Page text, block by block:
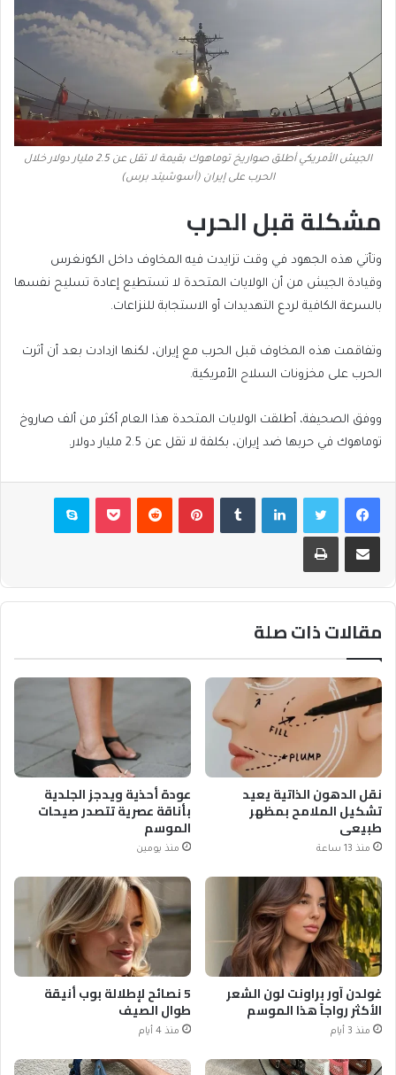
الجيش الأمريكي أطلق صواريخ توماهوك بقيمة لا تقل عن 2.5 مليار دولار خلال
الحرب على إيران (أسوشيتد برس)
مشكلة قبل الحرب
وتأتي هذه الجهود في وقت تزايدت فيه المخاوف داخل الكونغرس
وقيادة الجيش من أن الولايات المتحدة لا تستطيع إعادة تسليح نفسها
بالسرعة الكافية لردع التهديدات أو الاستجابة للنزاعات.
وتفاقمت هذه المخاوف قبل الحرب مع إيران، لكنها ازدادت بعد أن أثرت
الحرب على مخزونات السلاح الأمريكية.
ووفق الصحيفة، أطلقت الولايات المتحدة هذا العام أكثر من ألف صاروخ
توماهوك في حربها ضد إيران، بكلفة لا تقل عن 2.5 مليار دولار.
فيسبوكتويتر لينكدإن بينتيريست بوكيت سكايب
مشاركة عبر البريد طباعة
مقالات ذات صلة
نقل الدهون الذاتية يعيد
تشكيل الملامح بمظهر
طبيعي
منذ 13 ساعة
عودة أحذية ويدجز الجلدية
بأناقة عصرية تتصدر صيحات
الموسم
منذ يومين
غولدن آور براونت لون الشعر
الأكثر رواجاً هذا الموسم
منذ 3 أيام
5 نصائح لإطلالة بوب أنيقة
طوال الصيف
منذ 4 أيام